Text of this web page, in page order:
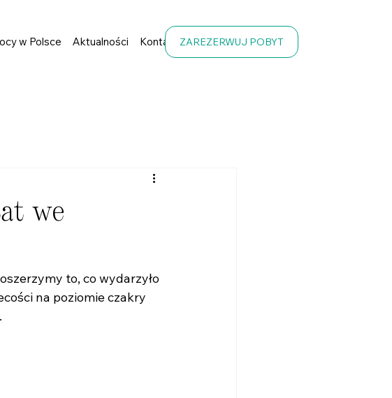
w Polsce Aktualności Kontakt ZAREZERWUJ POBYT
we
to, co wydarzyło
na poziomie czakry